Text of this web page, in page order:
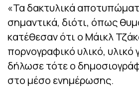
«Τα δακτυλικά
σημαντικά, διότι, όπως
κατέθεσαν ότι ο Μάικλ
πορνογραφικό υλικό, υλικό
δήλωσε τότε ο
στο μέσο ενημέρωσης.